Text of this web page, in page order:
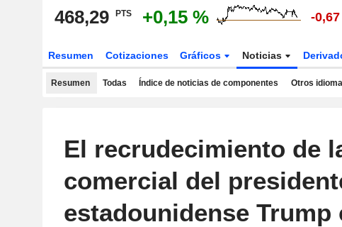
468,29 PTS +0,15 % -
Resumen Cotizaciones Gráficos Noticias
Resumen Todas Índice de noticias de componentes Otros
El recrudecimiento de
comercial del
estadounidense Trump